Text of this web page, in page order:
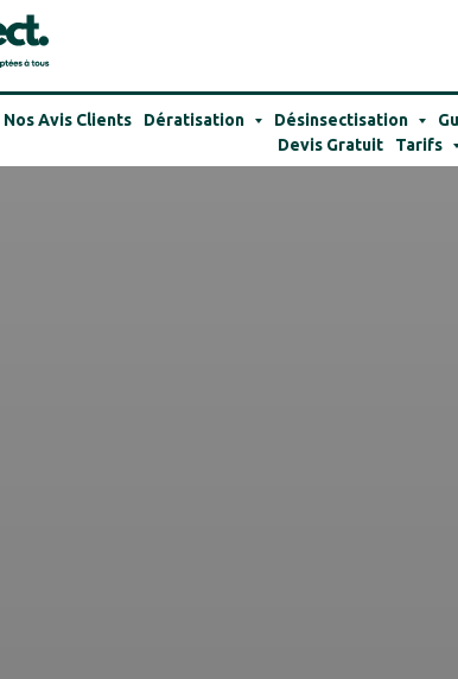
Nos Avis Clients Dératisation Désinsectisation
Devis Gratuit
Tarifs